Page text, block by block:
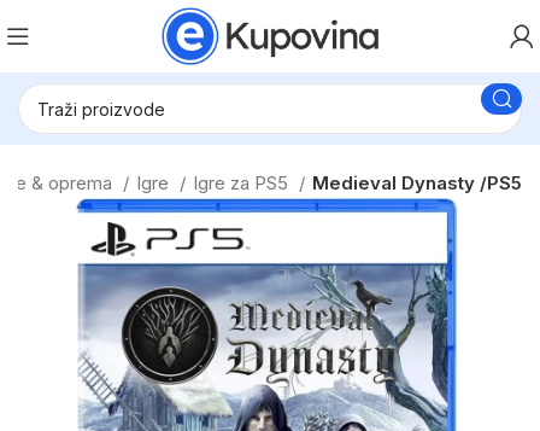
& oprema Igre Igre za PS5 Medieval Dynasty /PS5